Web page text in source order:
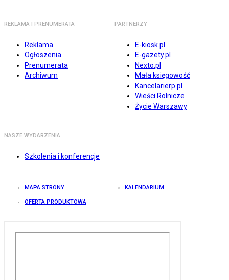
REKLAMA I PRENUMERATA
Reklama
Ogłoszenia
Prenumerata
Archiwum
PARTNERZY
E-kiosk.pl
E-gazety.pl
Nexto.pl
Mała księgowość
Kancelarierp.pl
Wieści Rolnicze
Życie Warszawy
NASZE WYDARZENIA
Szkolenia i konferencje
MAPA STRONY KALENDARIUM
OFERTA PRODUKTOWA